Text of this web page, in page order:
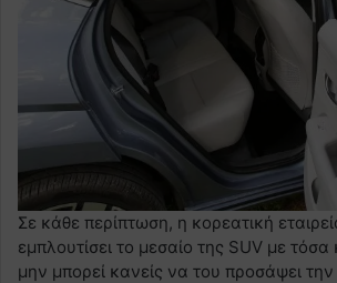
Σε κάθε περίπτωση, η κορεατική
εμπλουτίσει το μεσαίο της SUV με
μην μπορεί κανείς να του προσάψει